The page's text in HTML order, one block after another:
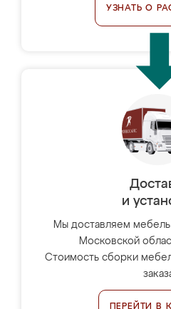
УЗНАТЬ О
и
Мы доставляем
Московской
Стоимость сборки
ПЕРЕЙТИ В